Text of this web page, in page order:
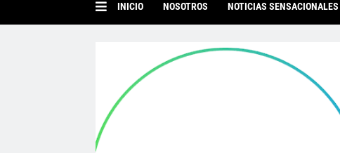
INICIO NOSOTROS NOTICIAS SENSACIONALES